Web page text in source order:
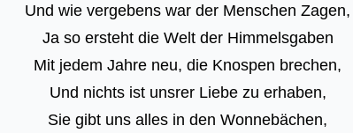
Und wie vergebens war der Menschen Zagen,
Ja so ersteht die Welt der Himmelsgaben
Mit jedem Jahre neu, die Knospen brechen,
Und nichts ist unsrer Liebe zu erhaben,
Sie gibt uns alles in den Wonnebächen,